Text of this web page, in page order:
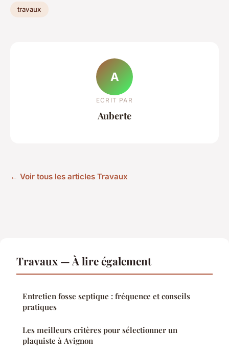
travaux
A
ECRIT PAR
Auberte
← Voir tous les articles Travaux
Travaux — À lire également
Entretien fosse septique : fréquence et conseils
pratiques
Les meilleurs critères pour sélectionner un
plaquiste à Avignon